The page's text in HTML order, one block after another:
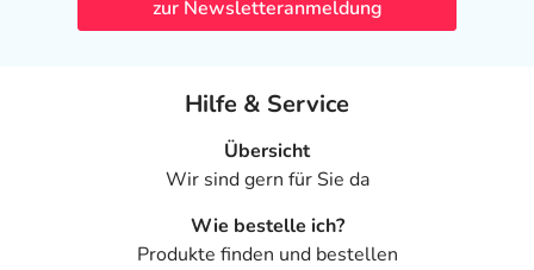
- Verminderte Glucosetoleranz (d.h. der Körper kann ab
abbauen und es kommt zu erhöhten Blutzuckerwerten)
- Kopfschmerzen
zur Newsletteranmeldung
Hilfe & Service
Übersicht
Wir sind gern für Sie da
Wie bestelle ich?
Produkte finden und bestellen